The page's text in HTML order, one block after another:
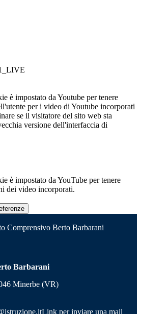
è impostato da Youtube per tenere
per i video di Youtube incorporati
se il visitatore del sito web sta
versione dell'interfaccia di
è impostato da YouTube per tenere
dei video incorporati.
Comprensivo Berto Barbarani
Barbarani
Minerbe (VR)
Link per inviare una mail